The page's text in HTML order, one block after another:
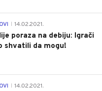
14.02.2021.
poraza na debiju: Igrači
shvatili da mogu!
14.02.2021.